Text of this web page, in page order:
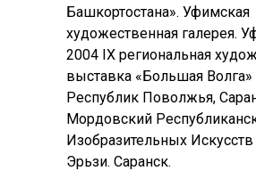
Башкортостана». Уфимская
художественная галерея.
2004 IX региональная
выставка «Большая Волга»
Республик Поволжья,
Мордовский
Изобразительных
Эрьзи. Саранск.